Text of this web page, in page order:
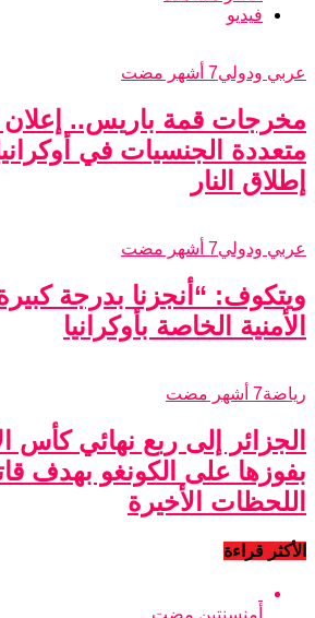
فيديو
عربي ودولي7 أشهر مضت
مخرجات قمة باريس..
متعددة الجنسيات في
إطلاق النار
عربي ودولي7 أشهر مضت
ويتكوف: “أنجزنا بدرجة
الأمنية الخاصة بأوكرانيا
رياضة7 أشهر مضت
الجزائر إلى ربع نهائي كأس
بفوزها على الكونغو بهدف
اللحظات الأخيرة
الأكثر قراءة